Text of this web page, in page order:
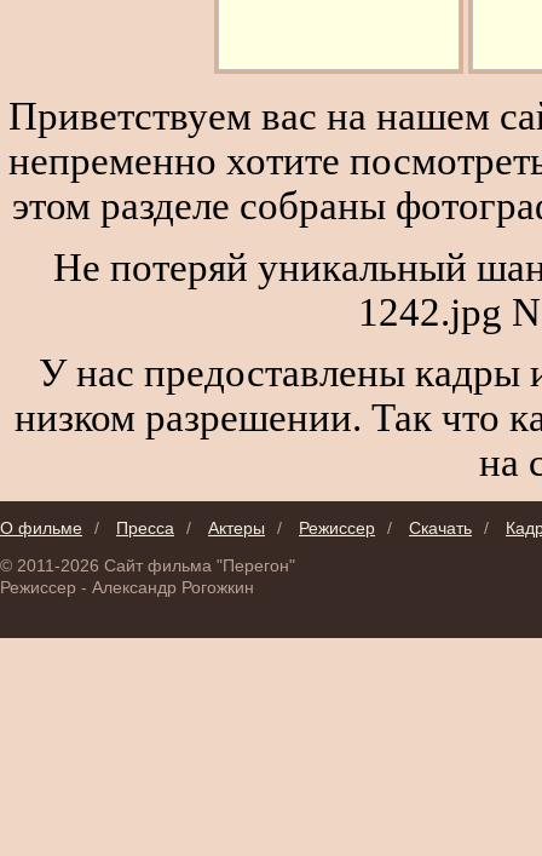
Приветствуем вас на нашем
непременно хотите
этом разделе собраны
Не потеряй уникальный
1242.jpg
У нас предоставлены кадры
низком разрешении. Так что
на
О фильме / Пресса / Актеры / Режиссер / Скачать /
© 2011-2026 Сайт фильма "Перегон"
Режиссер - Александр Рогожкин